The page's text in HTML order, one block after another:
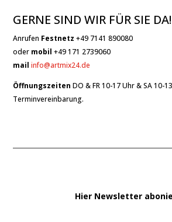
GERNE SIND WIR FÜR SIE DA!
Anrufen Festnetz +49 7141 890080
oder mobil +49 171 2739060
mailinfo@artmix24.de
Öffnungszeiten DO & FR 10-17 Uhr & SA 10-
Terminvereinbarung.
Hier Newsletter